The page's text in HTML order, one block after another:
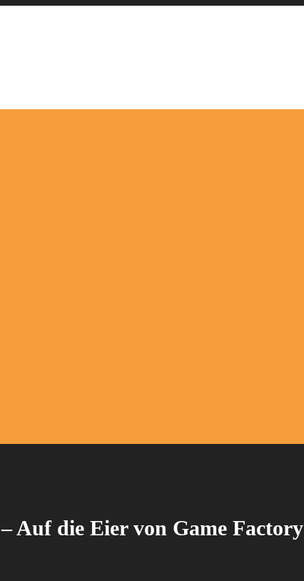
Auf die Eier von Game Factory